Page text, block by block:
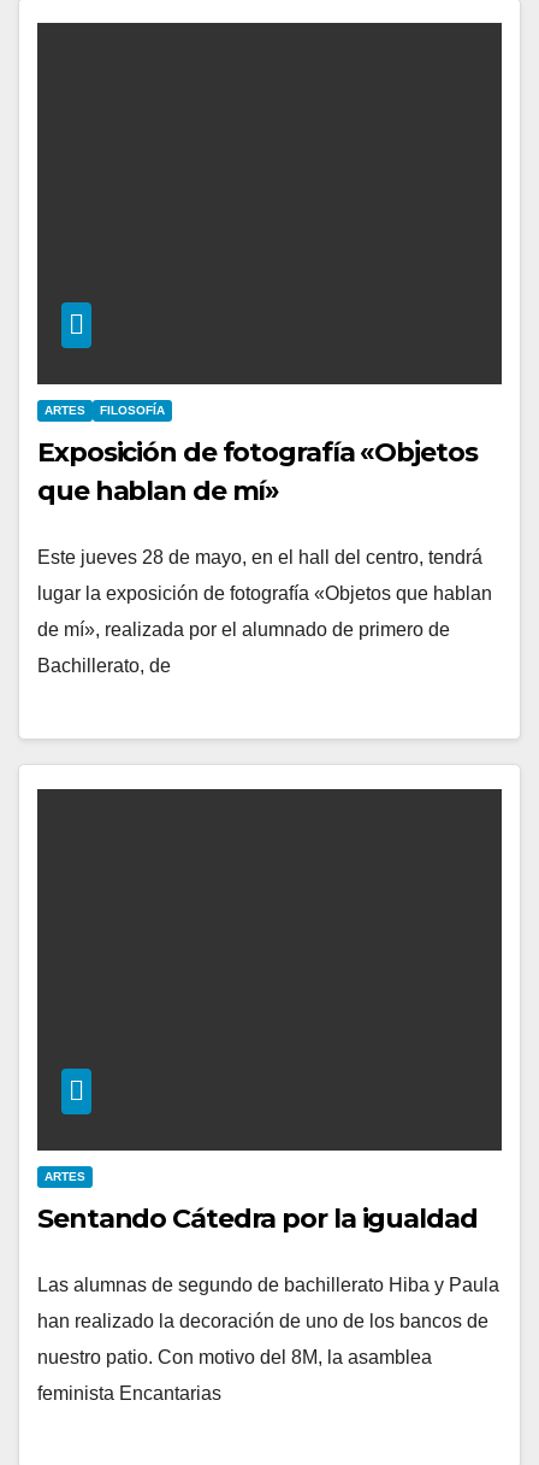
ARTES FILOSOFÍA
Exposición de fotografía «Objetos
que hablan de mí»
Este jueves 28 de mayo, en el hall del centro, tendrá
lugar la exposición de fotografía «Objetos que hablan
de mí», realizada por el alumnado de primero de
Bachillerato, de
ARTES
Sentando Cátedra por la igualdad
Las alumnas de segundo de bachillerato Hiba y Paula
han realizado la decoración de uno de los bancos de
nuestro patio. Con motivo del 8M, la asamblea
feminista Encantarias